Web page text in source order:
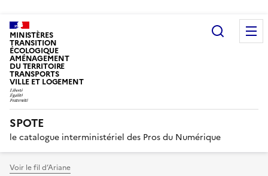
MINISTÈRES
TRANSITION
ÉCOLOGIQUE
AMÉNAGEMENT
DU TERRITOIRE
TRANSPORTS
VILLE ET LOGEMENT
SPOTE
le catalogue interministériel des Pros du Numérique
Voir le fil d’Ariane